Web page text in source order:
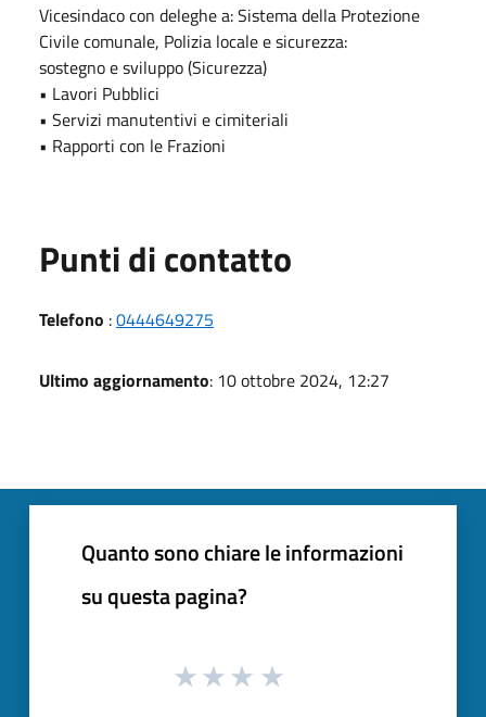
Vicesindaco con deleghe a: Sistema della Protezione
Civile comunale, Polizia locale e sicurezza:
sostegno e sviluppo (Sicurezza)
• Lavori Pubblici
• Servizi manutentivi e cimiteriali
• Rapporti con le Frazioni
Punti di contatto
Telefono :0444649275
Ultimo aggiornamento: 10 ottobre 2024, 12:27
Quanto sono chiare le informazioni
su questa pagina?